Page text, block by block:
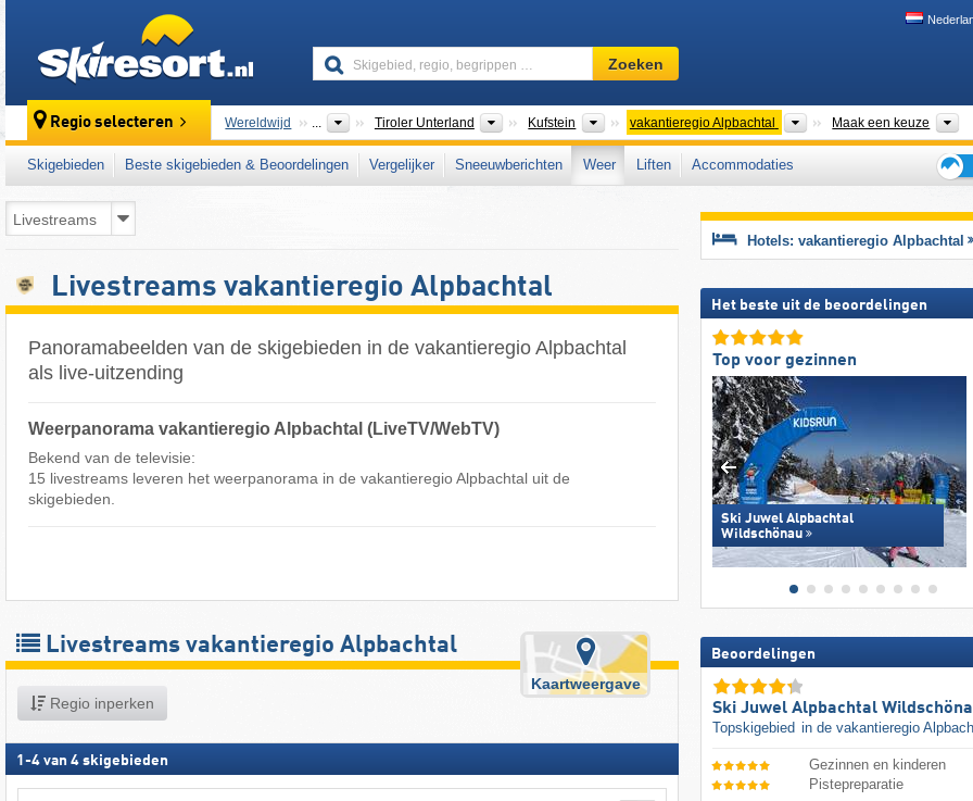
Skigebied,
regio,
…
Zoeken
Regio selecteren Wereldwijd ... Tiroler Unterland Macroregio's
Kufstein Districten
vakantieregio Alpbachtal Toeristische regio's
Maak een keuze
Skigebieden Beste skigebieden & Beoordelingen Vergelijker Sneeuwberichten Weer Liften
Accommodaties
voor
de
Livestreams vakantieregio Alpbachtal
Panoramabeelden van de skigebieden in de vakantieregio Alpbachtal
als live-uitzending
Weerpanorama vakantieregio Alpbachtal (LiveTV/WebTV)
Bekend van de televisie:
15 livestreams leveren het weerpanorama in de vakantieregio Alpbachtal uit de
skigebieden.
Livestreams vakantieregio Alpbachtal
Regio inperken
Kaartweergave
1 -4 van 4 skigebieden
Hotels: vakantieregio Alpbachtal
Het beste uit de beoordelingen
Top voor gezinnen
Ski Juwel Alpbachtal
Wildschönau
Beoordelingen
Ski Juwel Alpbachtal
Topskigebied in de vakantieregio
Gezinnen en kinderen
Pistepreparatie